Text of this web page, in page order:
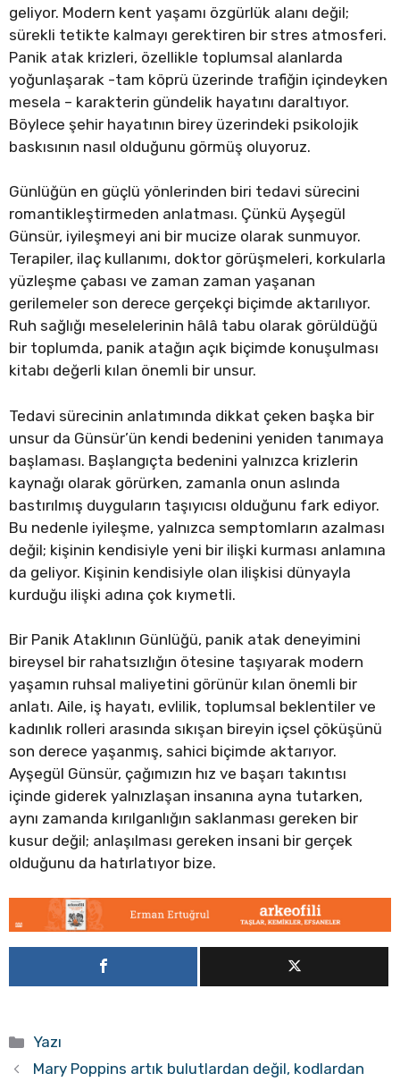
geliyor. Modern kent yaşamı özgürlük alanı değil;
sürekli tetikte kalmayı gerektiren bir stres atmosferi.
Panik atak krizleri, özellikle toplumsal alanlarda
yoğunlaşarak -tam köprü üzerinde trafiğin içindeyken
mesela – karakterin gündelik hayatını daraltıyor.
Böylece şehir hayatının birey üzerindeki psikolojik
baskısının nasıl olduğunu görmüş oluyoruz.
Günlüğün en güçlü yönlerinden biri tedavi sürecini
romantikleştirmeden anlatması. Çünkü Ayşegül
Günsür, iyileşmeyi ani bir mucize olarak sunmuyor.
Terapiler, ilaç kullanımı, doktor görüşmeleri, korkularla
yüzleşme çabası ve zaman zaman yaşanan
gerilemeler son derece gerçekçi biçimde aktarılıyor.
Ruh sağlığı meselelerinin hâlâ tabu olarak görüldüğü
bir toplumda, panik atağın açık biçimde konuşulması
kitabı değerli kılan önemli bir unsur.
Tedavi sürecinin anlatımında dikkat çeken başka bir
unsur da Günsür’ün kendi bedenini yeniden tanımaya
başlaması. Başlangıçta bedenini yalnızca krizlerin
kaynağı olarak görürken, zamanla onun aslında
bastırılmış duyguların taşıyıcısı olduğunu fark ediyor.
Bu nedenle iyileşme, yalnızca semptomların azalması
değil; kişinin kendisiyle yeni bir ilişki kurması anlamına
da geliyor. Kişinin kendisiyle olan ilişkisi dünyayla
kurduğu ilişki adına çok kıymetli.
Bir Panik Ataklının Günlüğü, panik atak deneyimini
bireysel bir rahatsızlığın ötesine taşıyarak modern
yaşamın ruhsal maliyetini görünür kılan önemli bir
anlatı. Aile, iş hayatı, evlilik, toplumsal beklentiler ve
kadınlık rolleri arasında sıkışan bireyin içsel çöküşünü
son derece yaşanmış, sahici biçimde aktarıyor.
Ayşegül Günsür, çağımızın hız ve başarı takıntısı
içinde giderek yalnızlaşan insanına ayna tutarken,
aynı zamanda kırılganlığın saklanması gereken bir
kusur değil; anlaşılması gereken insani bir gerçek
olduğunu da hatırlatıyor bize.
Kategoriler
Yazı
Mary Poppins artık bulutlardan değil, kodlardan